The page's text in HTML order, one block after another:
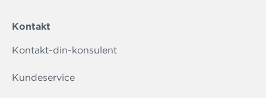
Kontakt
Kontakt-din-konsulent
Kundeservice